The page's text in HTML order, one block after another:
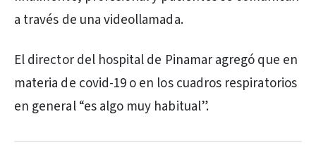
a través de una videollamada.
El director del hospital de Pinamar agregó que en
materia de covid-19 o en los cuadros respiratorios
en general “es algo muy habitual”.